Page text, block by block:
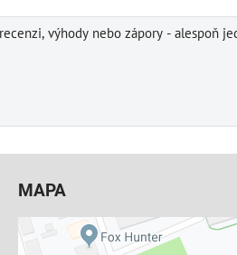
výhody nebo zápory - alespoň
MAPA